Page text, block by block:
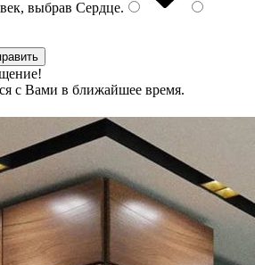
выбрав Сердце.
с Вами в ближайшее время.